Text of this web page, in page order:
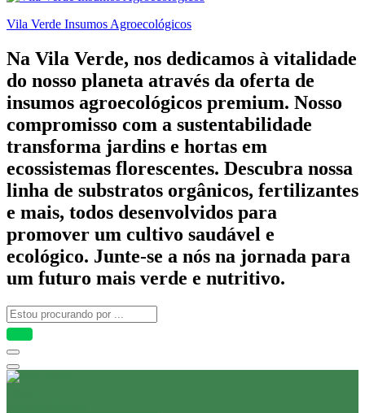
Vila Verde Insumos Agroecológicos
Na Vila Verde, nos dedicamos à vitalidade
do nosso planeta através da oferta de
insumos agroecológicos premium. Nosso
compromisso com a sustentabilidade
transforma jardins e hortas em
ecossistemas florescentes. Descubra nossa
linha de substratos orgânicos, fertilizantes
e mais, todos desenvolvidos para
promover um cultivo saudável e
ecológico. Junte-se a nós na jornada para
um futuro mais verde e nutritivo.